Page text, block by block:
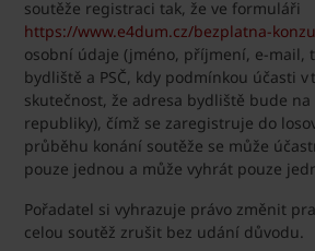
soutěže registraci tak, že ve formuláři
https://www.e4dum.cz/bezplatna-
osobní údaje (jméno, příjmení, e-mail,
bydliště a PSČ, kdy podmínkou účasti
skutečnost, že adresa bydliště bude na
republiky), čímž se zaregistruje do
průběhu konání soutěže se může
pouze jednou a může vyhrát pouze
Pořadatel si vyhrazuje právo změnit
celou soutěž zrušit bez udání důvodu.